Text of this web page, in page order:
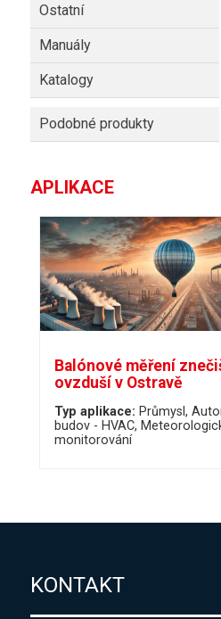
Ostatní
Manuály
Katalogy
Podobné produkty
APLIKACE
Balónové měření
ovzduší v Ostravě
Typ aplikace: Průmysl
budov - HVAC
monitorování
KONTAKT